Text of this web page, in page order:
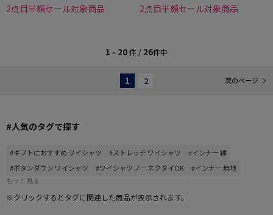
2点目半額セール対象商品 2点目半額セール対象商品
1 - 20件 / 26件中
1 2 次のページ
#人気のタグで探す
#ギフトにおすすめ ワイシャツ #ストレッチ ワイシャツ
#インナー 綿
#ボタンダウン ワイシャツ
#ワイシャツ ノーネクタイOK
#インナー 無地
もっと見る
※クリックするとタグに関連した商品が表示されます。